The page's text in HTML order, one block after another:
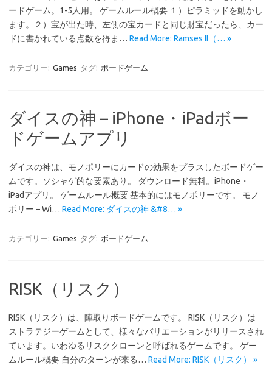
ードゲーム。1-5人用。 ゲームルール概要 １）ピラミッドを動かし
ます。２）宝が出た時、左側の宝カードと同じ財宝だったら、カー
ドに書かれている点数を得ま… Read More: Ramses II（… »
カテゴリー: Games タグ: ボードゲーム
ダイスの神 – iPhone・iPadボー
ドゲームアプリ
ダイスの神は、モノポリーにカードの効果をプラスしたボードゲー
ムです。ソシャゲ的な要素あり。 ダウンロード無料。iPhone・
iPadアプリ。 ゲームルール概要 基本的にはモノポリーです。 モノ
ポリー – Wi… Read More: ダイスの神 &#8… »
カテゴリー: Games タグ: ボードゲーム
RISK（リスク）
RISK（リスク）は、陣取りボードゲームです。 RISK（リスク）は
ストラテジーゲームとして、様々なバリエーションがリリースされ
ています。いわゆるリスククローンと呼ばれるゲームです。 ゲー
ムルール概要 自分のターンが来る… Read More: RISK（リスク） »